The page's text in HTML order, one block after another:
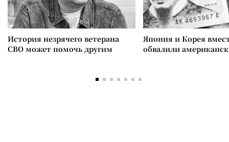
История незрячего ветерана
СВО может помочь другим
Япония и Корея
обвалили